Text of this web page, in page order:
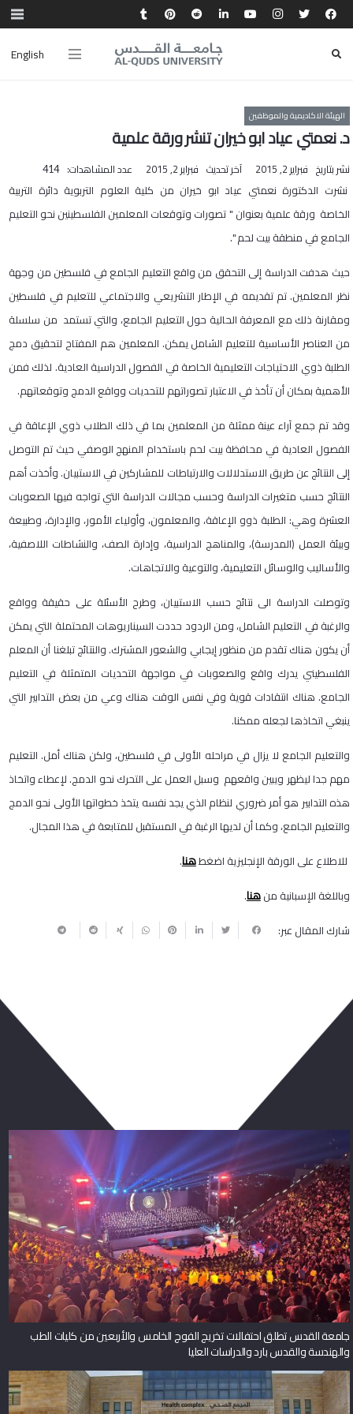
English
الهيئة الاكاديمية والموظفين
د. نعمتي عياد ابو خيران تنشر ورقة علمية
نشر بتاريخ فبراير 2, 2015 آخر تحديث فبراير 2, 2015 عدد المشاهدات: 414
نشرت الدكتورة نعمتي عياد ابو خيران من كلية العلوم التربوية دائرة التربية
الخاصة ورقة علمية بعنوان " تصورات وتوقعات المعلمين الفلسطينين نحو التعليم
الجامع في منطقة بيت لحم ".
حيث هدفت الدراسة إلى التحقق من واقع التعليم الجامع في فلسطين من وجهة
نظر المعلمين. تم تقديمه في الإطار التشريعي والاجتماعي للتعليم في فلسطين
ومقارنة ذلك مع المعرفة الحالية حول التعليم الجامع، والتي تستمد من سلسلة
من العناصر الأساسية للتعليم الشامل يمكن. المعلمين هم المفتاح لتحقيق دمج
الطلبة ذوي الاحتياجات التعليمية الخاصة في الفصول الدراسية العادية. لذلك فمن
الأهمية بمكان أن تأخذ في الاعتبار تصوراتهم للتحديات وواقع الدمج وتوقعاتهم.
وقد تم جمع آراء عينة ممثلة من المعلمين بما في ذلك الطلاب ذوي الإعاقة في
الفصول العادية في محافظة بيت لحم باستخدام المنهج الوصفي حيث تم التوصل
إلى النتائج عن طريق الاستدلالات والارتباطات للمشاركين في الاستبيان. وأخذت أهم
النتائج حسب متغيرات الدراسة وحسب مجالات الدراسة التي تواجه فيها الصعوبات
العشرة وهي: الطلبة ذوو الإعاقة، والمعلمون، وأولياء الأمور، والإدارة، وطبيعة
وبيئة العمل (المدرسة)، والمناهج الدراسية، وإدارة الصف، والنشاطات اللاصفية،
والأساليب والوسائل التعليمية، والتوعية والاتجاهات.
وتوصلت الدراسة الى نتائج حسب الاستبيان، وطرح الأسئلة على حقيقة وواقع
والرغبة في التعليم الشامل، ومن الردود حددت السيناريوهات المحتملة التي يمكن
أن يكون هناك تقدم من منظور إيجابي والشعور المشترك. والنتائج تبلغنا أن المعلم
الفلسطيني يدرك واقع والصعوبات في مواجهة التحديات المتمثلة في التعليم
الجامع. هناك انتقادات قوية وفي نفس الوقت هناك وعي من بعض التدابير التي
ينبغي اتخاذها لجعله ممكنا.
والتعليم الجامع لا يزال في مراحله الأولى في فلسطين، ولكن هناك أمل. التعليم
مهم جدا ليظهر ويبين واقعهم وسبل العمل على التحرك نحو الدمج. لإعطاء واتخاذ
هذه التدابير هو أمر ضروري لنظام الذي يجد نفسه يتخذ خطواتها الأولى نحو الدمج
والتعليم الجامع، وكما أن لديها الرغبة في المستقبل للمتابعة في هذا المجال.
للاطلاع على الورقة الإنجليزية اضغطهنا.
وباللغة الإسبانية منهنا.
شارك المقال عبر:
جامعة القدس تطلق احتفالات تخريج الفوج الخامس والأربعين من كليات الطب
والهندسة والقدس بارد والدراسات العليا